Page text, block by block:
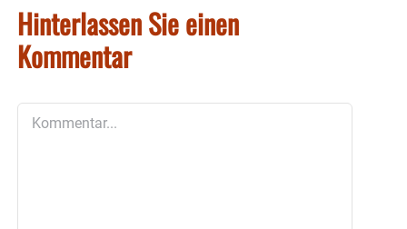
Hinterlassen Sie einen
Kommentar